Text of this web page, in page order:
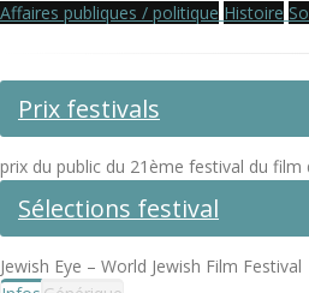
Affaires publiques / politique Histoire
Prix festivals
prix du public du 21ème festival du film
Sélections festival
Jewish Eye – World Jewish Film Festival